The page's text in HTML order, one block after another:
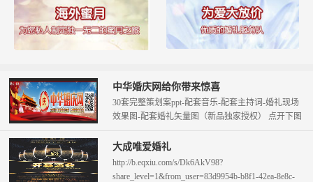
中华婚庆网给你带来惊喜
30套完整策划案ppt-配套音乐-配套主持词-婚礼现场
效果图-配套婚礼矢量图（新品独家授权） 点开下图
大成唯爱婚礼
http://b.eqxiu.com/s/Dk6AkV98?
share_level=1&from_user=83d9954b-b8f1-42ea-8e8c-